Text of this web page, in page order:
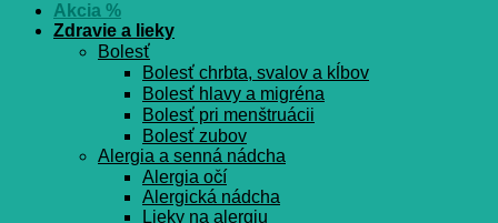
Akcia %
Zdravie a lieky
Bolesť
Bolesť chrbta, svalov a kĺbov
Bolesť hlavy a migréna
Bolesť pri menštruácii
Bolesť zubov
Alergia a senná nádcha
Alergia očí
Alergická nádcha
Lieky na alergiu